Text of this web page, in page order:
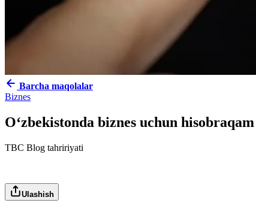
Barcha maqolalar
Biznes
O‘zbekistonda biznes uchun
TBC Blog tahririyati
Ulashish